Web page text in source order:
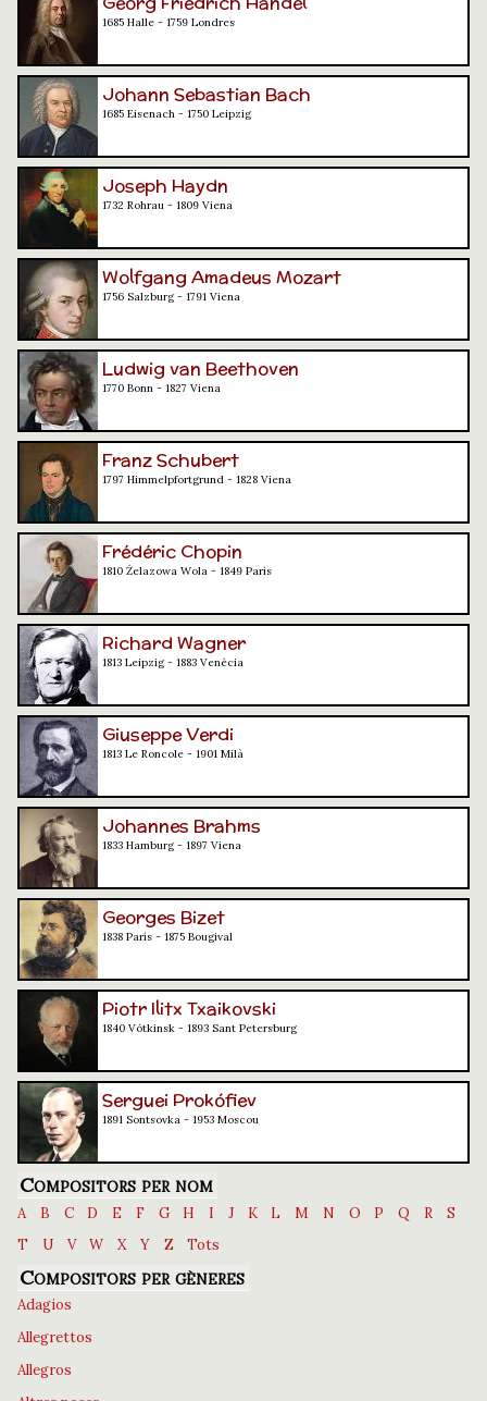
1685 Halle - 1759 Londres
Johann Sebastian Bach
1685 Eisenach - 1750 Leipzig
Joseph Haydn
1732 Rohrau - 1809 Viena
Wolfgang Amadeus Mozart
1756 Salzburg - 1791 Viena
Ludwig van Beethoven
1770 Bonn - 1827 Viena
Franz Schubert
1797 Himmelpfortgrund - 1828 Viena
Frédéric Chopin
1810 Żelazowa Wola - 1849 París
Richard Wagner
1813 Leipzig - 1883 Venècia
Giuseppe Verdi
1813 Le Roncole - 1901 Milà
Johannes Brahms
1833 Hamburg - 1897 Viena
Georges Bizet
1838 París - 1875 Bougival
Piotr Ilitx Txaikovski
1840 Vótkinsk - 1893 Sant Petersburg
Serguei Prokófiev
1891 Sontsovka - 1953 Moscou
Compositors per nom
A B C D E F G H I J K L M N O P Q R
S
T
U V W X Y Z Tots
Compositors per gèneres
Adagios
Allegrettos
Allegros